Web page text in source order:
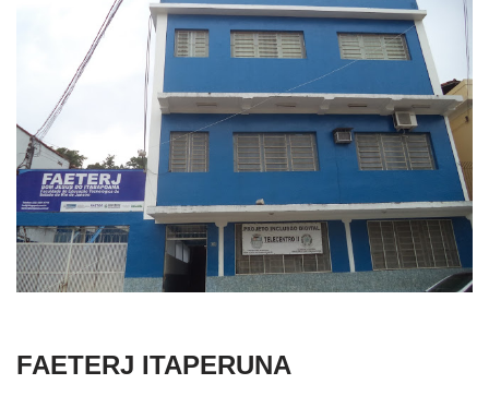
FAETERJ ITAPERUNA